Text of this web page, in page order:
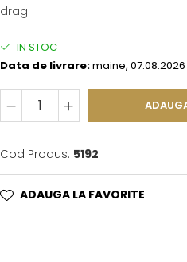
drag.
IN STOC
Data de livrare:maine, 07.08.2026
Cod Produs: 5192
ADAUGA LA FAVORITE